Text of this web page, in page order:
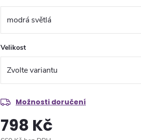
Velikost
Možnosti doručení
798 Kč